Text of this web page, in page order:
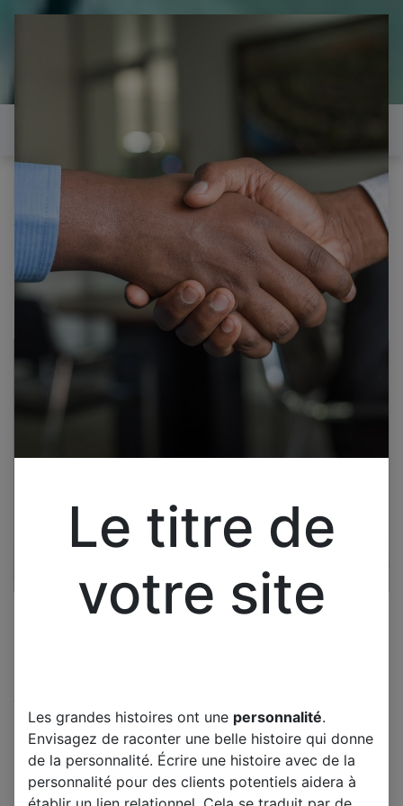
il est temps de
réparer...Electronique 66 est
heureux de vous aider
Tous les produits
LG 42PG2500 CARTE T-CON LGE PDP 080703
42G1A_CTRL EAX50220802 EBR50219803
LG 42PG2500 CARTE T-CON
LGE PDP 080703
42G1A_CTRL EAX50220802
Le titre de
votre site
Les grandes histoires ont une personnalité.
Envisagez de raconter une belle histoire qui donne
de la personnalité. Écrire une histoire avec de la
personnalité pour des clients potentiels aidera à